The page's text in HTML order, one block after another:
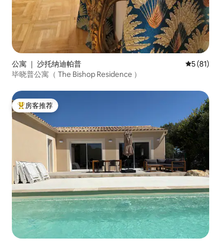
公寓 ｜ 沙托纳迪帕普 平均评分
5 (81)
毕晓普公寓（ The Bishop Residence ）
热门「房客推荐」
房客推荐